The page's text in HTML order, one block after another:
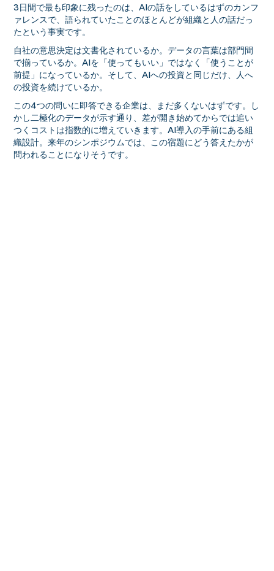
3日間で最も印象に残ったのは、AIの話をしているはずのカンフ
ァレンスで、語られていたことのほとんどが組織と人の話だっ
たという事実です。
自社の意思決定は文書化されているか。データの言葉は部門間
で揃っているか。AIを「使ってもいい」ではなく「使うことが
前提」になっているか。そして、AIへの投資と同じだけ、人へ
の投資を続けているか。
この4つの問いに即答できる企業は、まだ多くないはずです。し
かし二極化のデータが示す通り、差が開き始めてからでは追い
つくコストは指数的に増えていきます。AI導入の手前にある組
織設計。来年のシンポジウムでは、この宿題にどう答えたかが
問われることになりそうです。